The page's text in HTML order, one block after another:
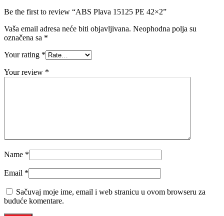
Be the first to review “ABS Plava 15125 PE 42×2”
Vaša email adresa neće biti objavljivana. Neophodna polja su
označena sa *
Your rating *
Your review *
Name *
Email *
Sačuvaj moje ime, email i web stranicu u ovom browseru za
buduće komentare.